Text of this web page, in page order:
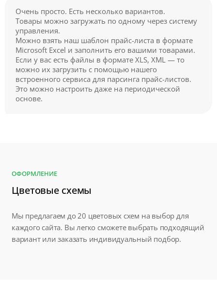
Очень просто. Есть несколько вариантов.
Товары можно загружать по одному через систему
управления.
Можно взять наш шаблон прайс-листа в формате
Microsoft Excel и заполнить его вашими товарами.
Если у вас есть файлы в формате XLS, XML — то
можно их загрузить с помощью нашего
встроенного сервиса для парсинга прайс-листов.
Это можно настроить даже на периодической
основе.
ОФОРМЛЕНИЕ
Цветовые схемы
Мы предлагаем до 20 цветовых схем на выбор для
каждого сайта. Вы легко сможете выбрать подходящий
вариант или заказать индивидуальный подбор.